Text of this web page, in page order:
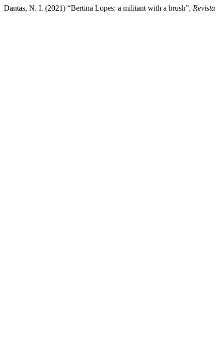
Dantas, N. I. (2021) “Bertina Lopes: a militant with a brush”,